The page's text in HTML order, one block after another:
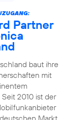
Partner
baut ihre
mit
2010 ist der
Markt